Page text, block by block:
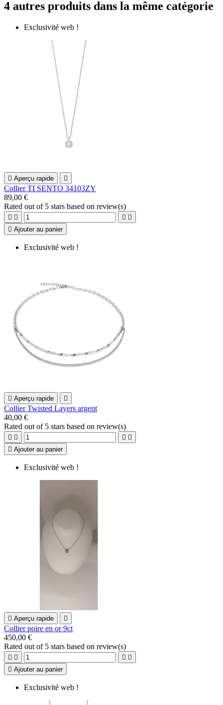
4 autres produits dans la même catégorie
Exclusivité web !
 Aperçu rapide 
Collier TI SENTO 34103ZY
89,00 €
Rated out of 5 stars based on review(s)
   
 Ajouter au panier
Exclusivité web !
 Aperçu rapide 
Collier Twisted Layers argent
40,00 €
Rated out of 5 stars based on review(s)
   
 Ajouter au panier
Exclusivité web !
 Aperçu rapide 
Collier poire en or 9ct
450,00 €
Rated out of 5 stars based on review(s)
   
 Ajouter au panier
Exclusivité web !